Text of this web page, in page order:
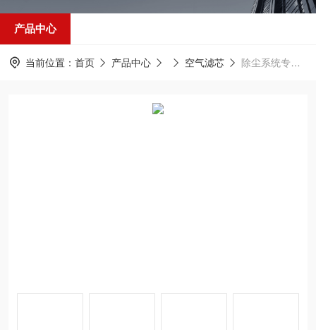
产品中心
当前位置： 首页 产品中心 空气滤芯 除尘系统专用空气过滤器320*900mm